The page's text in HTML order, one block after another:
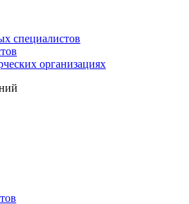
специалистов
организациях